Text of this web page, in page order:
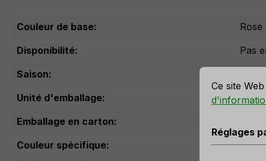
Couleur de base:
Rose
Disponibilité:
Pas
Saison:
Unité d'emballage:
Emballage en carton:
Couleur spécifique:
rose
Réglages par
Plus d'informations...
Ce site
Réglages